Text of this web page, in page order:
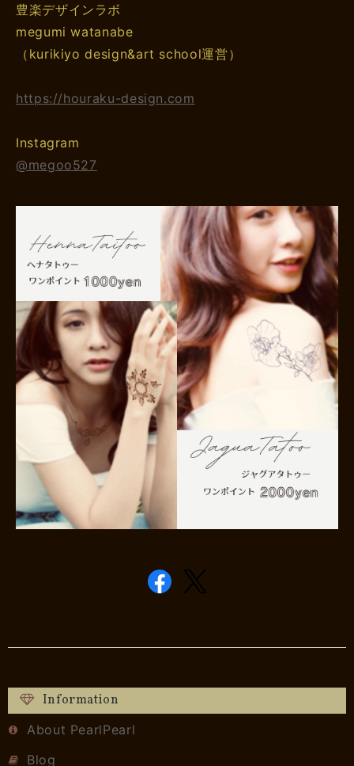
豊楽デザインラボ
megumi watanabe
（kurikiyo design&art school運営）
https://houraku-design.com
Instagram
@megoo527
Information
About PearlPearl
Blog